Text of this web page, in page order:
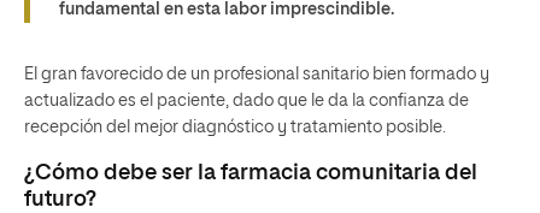
fundamental en esta labor imprescindible.
El gran favorecido de un profesional sanitario bien formado y
actualizado es el paciente, dado que le da la confianza de
recepción del mejor diagnóstico y tratamiento posible.
¿Cómo debe ser la farmacia comunitaria del
futuro?